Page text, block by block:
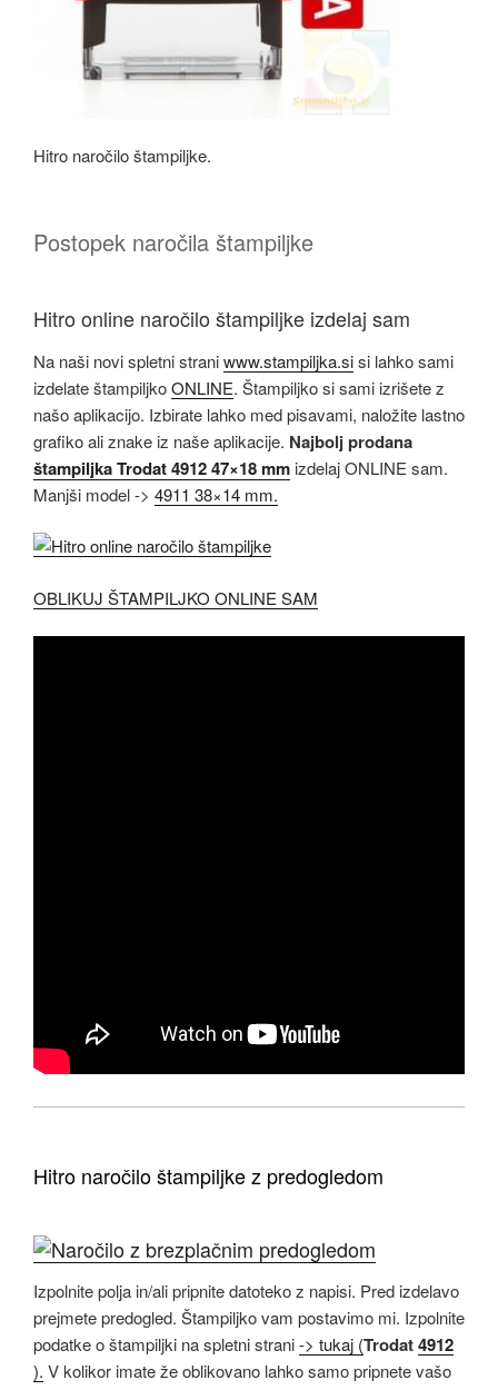
Hitro naročilo štampiljke.
Postopek naročila štampiljke
Hitro online naročilo štampiljke izdelaj sam
Na naši novi spletni straniwww.stampiljka.sisi lahko sami
izdelate štampiljkoONLINE. Štampiljko si sami izrišete z
našo aplikacijo. Izbirate lahko med pisavami, naložite lastno
grafiko ali znake iz naše aplikacije. Najbolj prodana
štampiljka Trodat 4912 47×18 mm izdelaj ONLINE sam.
Manjši model -> 4911 38×14 mm.
OBLIKUJ ŠTAMPILJKO ONLINE SAM
Hitro naročilo štampiljke z predogledom
Izpolnite polja in/ali pripnite datoteko z napisi. Pred izdelavo
prejmete predogled. Štampiljko vam postavimo mi. Izpolnite
podatke o štampiljki na spletni strani-> tukaj (Trodat4912
). V kolikor imate že oblikovano lahko samo pripnete vašo